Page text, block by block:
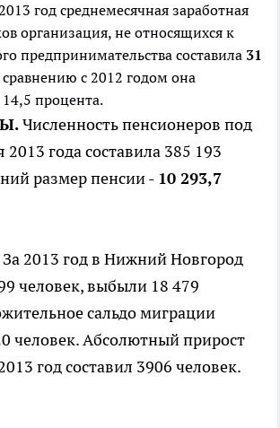
год среднемесячная заработная
организация, не относящихся к
предпринимательства составила 31
с 2012 годом она
процента.
Численность пенсионеров под
2013 года составила 385 193
размер пенсии - 10 293,7
За 2013 год в Нижний Новгород
человек, выбыли 18 479
сальдо миграции
человек. Абсолютный прирост
год составил 3906 человек.